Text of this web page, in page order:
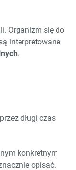
Organizm się do
interpretowane
.
długi czas
konkretnym
opisać.